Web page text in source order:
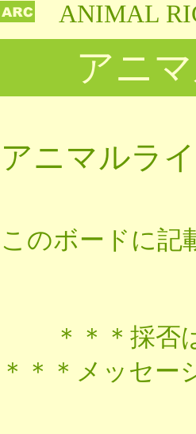
ANIMAL
アニ
アニマルラ
このボードに記
＊＊＊ 採否
＊＊＊ メッセー